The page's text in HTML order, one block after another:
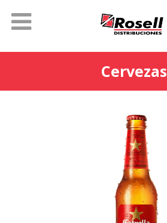
Cervezas